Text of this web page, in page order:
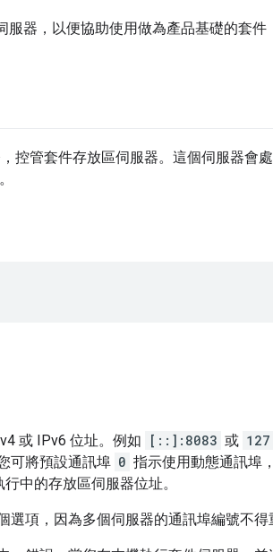
器，以便協助使用做為產品基礎的套件
控管套件存放區伺服器。這個伺服器會
或 IPv6 位址。例如 [::]:8083 或
可將預設通訊埠 0 指示使用動態通訊埠
中的存放區伺服器位址。
項，因為多個伺服器的通訊埠編號不得